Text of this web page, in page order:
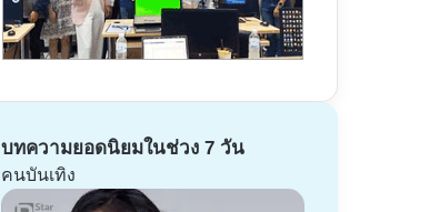
บทความยอดนิยมในช่วง 7 วัน
คนบันเทิง